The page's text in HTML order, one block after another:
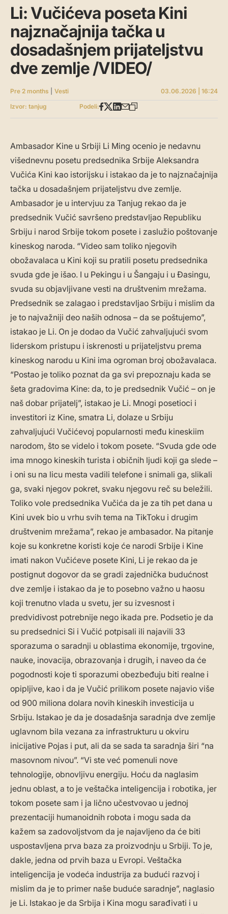
Li: Vučićeva poseta Kini
najznačajnija tačka u
dosadašnjem prijateljstvu
dve zemlje /VIDEO/
Pre 2 months Vesti
03.06.2026 | 16:24
Izvor: tanjug
Podeli:
Ambasador Kine u Srbiji Li Ming ocenio je nedavnu
višednevnu posetu predsednika Srbije Aleksandra
Vučića Kini kao istorijsku i istakao da je to najznačajnija
tačka u dosadašnjem prijateljstvu dve zemlje.
Ambasador je u intervjuu za Tanjug rekao da je
predsednik Vučić savršeno predstavljao Republiku
Srbiju i narod Srbije tokom posete i zaslužio poštovanje
kineskog naroda. “Video sam toliko njegovih
obožavalaca u Kini koji su pratili posetu predsednika
svuda gde je išao. I u Pekingu i u Šangaju i u Đasingu,
svuda su objavljivane vesti na društvenim mrežama.
Predsednik se zalagao i predstavljao Srbiju i mislim da
je to najvažniji deo naših odnosa – da se poštujemo”,
istakao je Li. On je dodao da Vučić zahvaljujući svom
liderskom pristupu i iskrenosti u prijateljstvu prema
kineskog narodu u Kini ima ogroman broj obožavalaca.
“Postao je toliko poznat da ga svi prepoznaju kada se
šeta gradovima Kine: da, to je predsednik Vučić – on je
naš dobar prijatelj”, istakao je Li. Mnogi posetioci i
investitori iz Kine, smatra Li, dolaze u Srbiju
zahvaljujući Vučićevoj popularnosti među kineskiim
narodom, što se videlo i tokom posete. “Svuda gde ode
ima mnogo kineskih turista i običnih ljudi koji ga slede –
i oni su na licu mesta vadili telefone i snimali ga, slikali
ga, svaki njegov pokret, svaku njegovu reč su beležili.
Toliko vole predsednika Vučića da je za tih pet dana u
Kini uvek bio u vrhu svih tema na TikToku i drugim
društvenim mrežama”, rekao je ambasador. Na pitanje
koje su konkretne koristi koje će narodi Srbije i Kine
imati nakon Vučićeve posete Kini, Li je rekao da je
postignut dogovor da se gradi zajednička budućnost
dve zemlje i istakao da je to posebno važno u haosu
koji trenutno vlada u svetu, jer su izvesnost i
predvidivost potrebnije nego ikada pre. Podsetio je da
su predsednici Si i Vučić potpisali ili najavili 33
sporazuma o saradnji u oblastima ekonomije, trgovine,
nauke, inovacija, obrazovanja i drugih, i naveo da će
pogodnosti koje ti sporazumi obezbeđuju biti realne i
opipljive, kao i da je Vučić prilikom posete najavio više
od 900 miliona dolara novih kineskih investicija u
Srbiju. Istakao je da je dosadašnja saradnja dve zemlje
uglavnom bila vezana za infrastrukturu u okviru
inicijative Pojas i put, ali da se sada ta saradnja širi “na
masovnom nivou”. “Vi ste već pomenuli nove
tehnologije, obnovljivu energiju. Hoću da naglasim
jednu oblast, a to je veštačka inteligencija i robotika, jer
tokom posete sam i ja lično učestvovao u jednoj
prezentaciji humanoidnih robota i mogu sada da
kažem sa zadovoljstvom da je najavljeno da će biti
uspostavljena prva baza za proizvodnju u Srbiji. To je,
dakle, jedna od prvih baza u Evropi. Veštačka
inteligencija je vodeća industrija za budući razvoj i
mislim da je to primer naše buduće saradnje”, naglasio
je Li. Istakao je da Srbija i Kina mogu sarađivati i u